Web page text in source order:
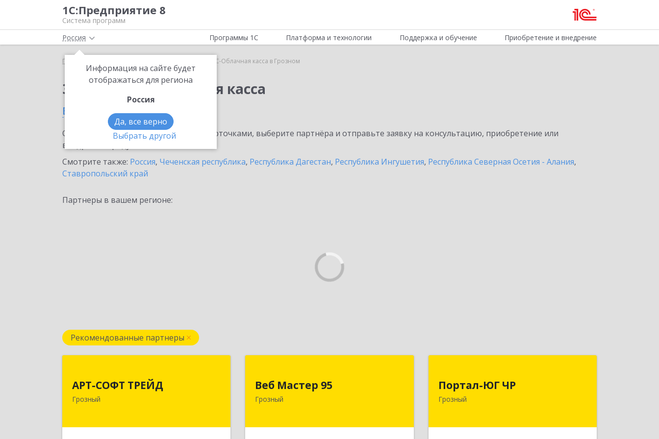
1С:Предприятие 8
Система программ
Россия
Информация на сайте будет
отображаться для региона
Россия
Да, все верно
Выбрать другой
Программы 1С Платформа и технологии Поддержка и обучение Приобретение и внедрение
Главная 1С-Облачная касса в Грозном
Заказать 1С-Облачная касса
в Грозном
Ознакомьтесь с информационными карточками, выберите партнёра и отправьте заявку на консультацию, приобретение или
внедрение продукта.
Смотрите также: Россия, Чеченская республика, Республика Дагестан, Республика Ингушетия, Республика Северная Осетия - Алания,
Ставропольский край
Партнеры в вашем регионе:
Рекомендованные партнеры
АРТ-СОФТ ТРЕЙД
Грозный
364013, Чеченская Респ, Грозный г,
Подробнее
Веб Мастер 95
Грозный
364050, Чеченская Респ, Грозный г,
Портал-ЮГ ЧР
Грозный
364906, Чеченская Респ, Грозный г,
Подробнее